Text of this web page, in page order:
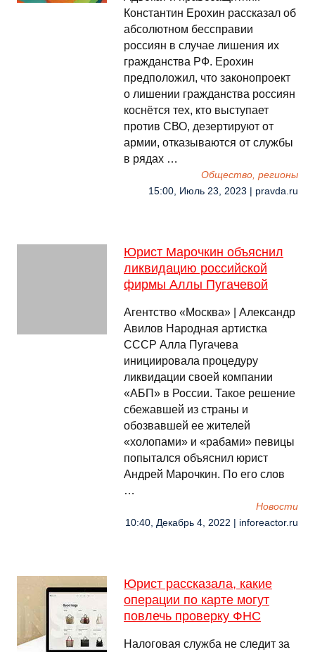
Константин Ерохин рассказал об
абсолютном бессправии
россиян в случае лишения их
гражданства РФ. Ерохин
предположил, что законопроект
о лишении гражданства россиян
коснётся тех, кто выступает
против СВО, дезертируют от
армии, отказываются от службы
в рядах …
Общество, регионы
15:00, Июль 23, 2023 | pravda.ru
Юрист Марочкин объяснил
ликвидацию российской
фирмы Аллы Пугачевой
Агентство «Москва» | Александр
Авилов Народная артистка
СССР Алла Пугачева
инициировала процедуру
ликвидации своей компании
«АБП» в России. Такое решение
сбежавшей из страны и
обозвавшей ее жителей
«холопами» и «рабами» певицы
попытался объяснил юрист
Андрей Марочкин. По его слов
…
Новости
10:40, Декабрь 4, 2022 | inforeactor.ru
Юрист рассказала, какие
операции по карте могут
повлечь проверку ФНС
Налоговая служба не следит за